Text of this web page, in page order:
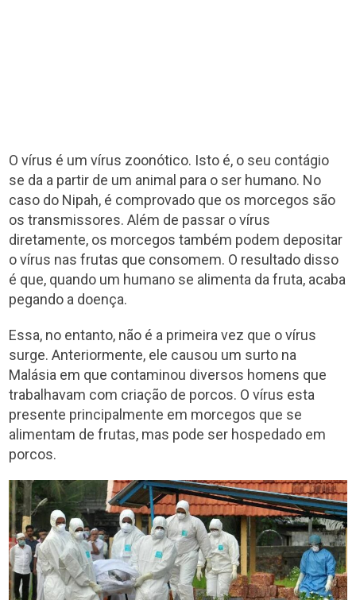
O vírus é um vírus zoonótico. Isto é, o seu contágio
se da a partir de um animal para o ser humano. No
caso do Nipah, é comprovado que os morcegos são
os transmissores. Além de passar o vírus
diretamente, os morcegos também podem depositar
o vírus nas frutas que consomem. O resultado disso
é que, quando um humano se alimenta da fruta, acaba
pegando a doença.
Essa, no entanto, não é a primeira vez que o vírus
surge. Anteriormente, ele causou um surto na
Malásia em que contaminou diversos homens que
trabalhavam com criação de porcos. O vírus esta
presente principalmente em morcegos que se
alimentam de frutas, mas pode ser hospedado em
porcos.